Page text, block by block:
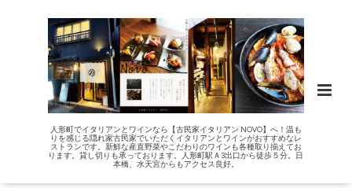
人形町でイタリアンとワインなら【古民家イタリアン NOVO】へ！温も
りを感じる隠れ家古民家でいただくイタリアンとワインがおすすめなレ
ストランです。新鮮な産直野菜やこだわりのワインも各種取り揃えてお
ります。貸し切りも承っております。人形町駅Ａ3出口から徒歩５分。日
本橋、水天宮からもアクセス良好。